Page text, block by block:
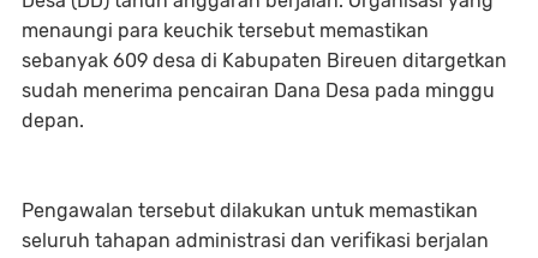
menaungi para keuchik tersebut memastikan
sebanyak 609 desa di Kabupaten Bireuen ditargetkan
sudah menerima pencairan Dana Desa pada minggu
depan.
Pengawalan tersebut dilakukan untuk memastikan
seluruh tahapan administrasi dan verifikasi berjalan